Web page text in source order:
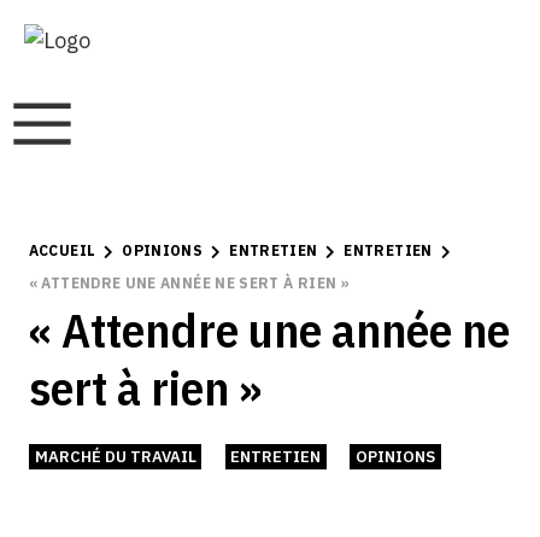
ACCUEIL OPINIONS ENTRETIEN
ENTRETIEN
« ATTENDRE UNE ANNÉE NE SERT À RIEN »
« Attendre une année ne
sert à rien »
MARCHÉ DU TRAVAIL ENTRETIEN OPINIONS